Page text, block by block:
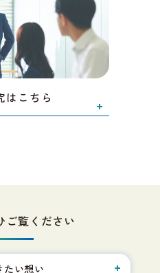
はこちら
ご覧ください
い想い